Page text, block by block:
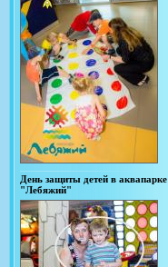
День защиты детей в аквапарке
"Лебяжий"